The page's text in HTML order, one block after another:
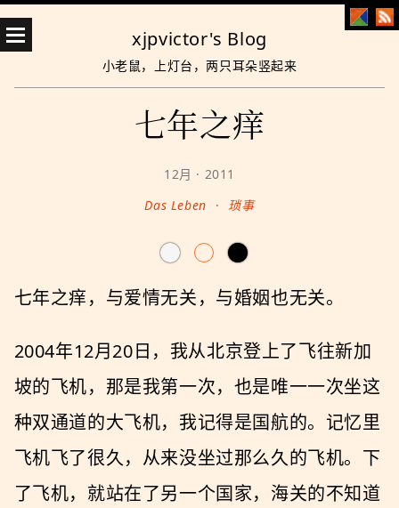
xjpvictor's Blog
小老鼠，上灯台，两只耳朵竖起来
七年之痒
12月 · 2011
Das Leben
· 琐事
七年之痒，与爱情无关，与婚姻也无关。
2004年12月20日，我从北京登上了飞往新加
坡的飞机，那是我第一次，也是唯一一次坐这
种双通道的大飞机，我记得是国航的。记忆里
飞机飞了很久，从来没坐过那么久的飞机。下
了飞机，就站在了另一个国家，海关的不知道